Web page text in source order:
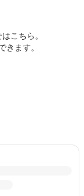
こちら。
きます。